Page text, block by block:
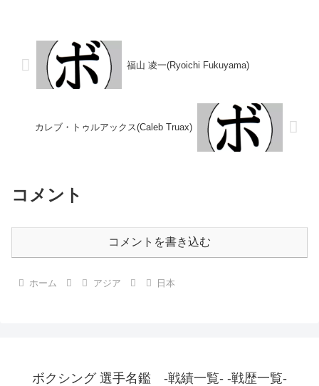
福山 凌一(Ryoichi Fukuyama)
カレブ・トゥルアックス(Caleb Truax)
コメント
コメントを書き込む
ホーム アジア 日本
ボクシング 選手名鑑 -戦績一覧- -戦歴一覧-